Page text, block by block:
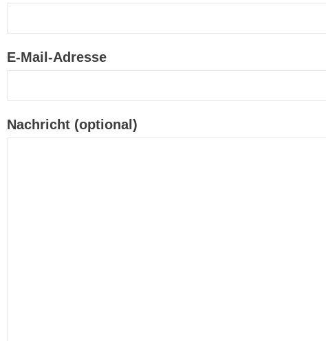
E-Mail-Adresse
Nachricht (optional)